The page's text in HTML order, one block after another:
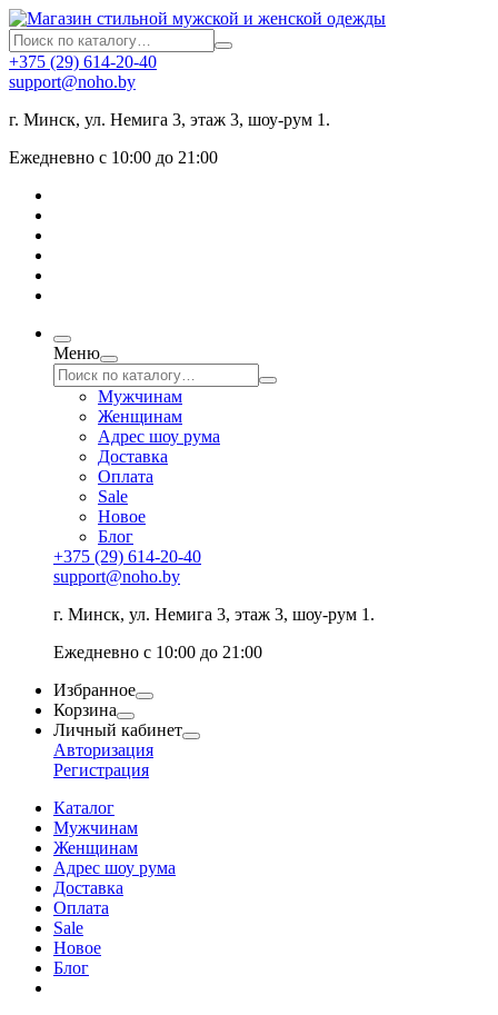
+375 (29) 614-20-40
support@noho.by
г. Минск, ул. Немига 3, этаж 3, шоу-рум 1.
Ежедневно с 10:00 до 21:00
Меню
Мужчинам
Женщинам
Адрес шоу рума
Доставка
Оплата
Sale
Новое
Блог
+375 (29) 614-20-40
support@noho.by
г. Минск, ул. Немига 3, этаж 3, шоу-рум 1.
Ежедневно с 10:00 до 21:00
Избранное
Корзина
Личный кабинет
Авторизация
Регистрация
Каталог
Мужчинам
Женщинам
Адрес шоу рума
Доставка
Оплата
Sale
Новое
Блог